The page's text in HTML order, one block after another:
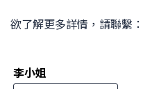
欲了解更多詳情，請聯繫：
李小姐